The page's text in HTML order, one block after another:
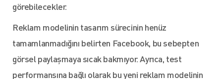
görebilecekler.
Reklam modelinin tasarım sürecinin henüz
tamamlanmadığını belirten Facebook, bu sebepten
görsel paylaşmaya sıcak bakmıyor. Ayrıca, test
performansına bağlı olarak bu yeni reklam modelinin